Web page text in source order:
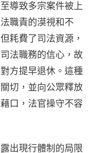
導致多宗案件被上
職責的漠視和不
耗費了司法資源，
法職務的信心，故
方提早退休。這種
切，並向公眾釋放
口，法官操守不容
出現行體制的局限